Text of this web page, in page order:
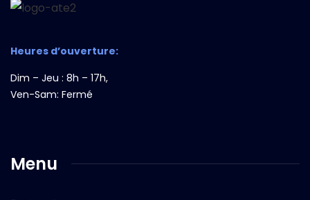
Heures d’ouverture:
Dim – Jeu : 8h – 17h,
Ven-Sam: Fermé
Menu